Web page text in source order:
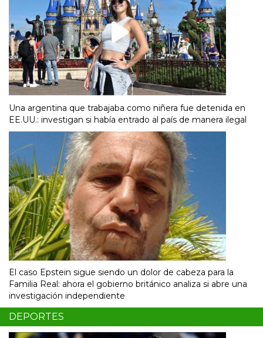
Una argentina que trabajaba como niñera fue detenida en
EE.UU.: investigan si había entrado al país de manera ilegal
El caso Epstein sigue siendo un dolor de cabeza para la
Familia Real: ahora el gobierno británico analiza si abre una
investigación independiente
DEPORTES